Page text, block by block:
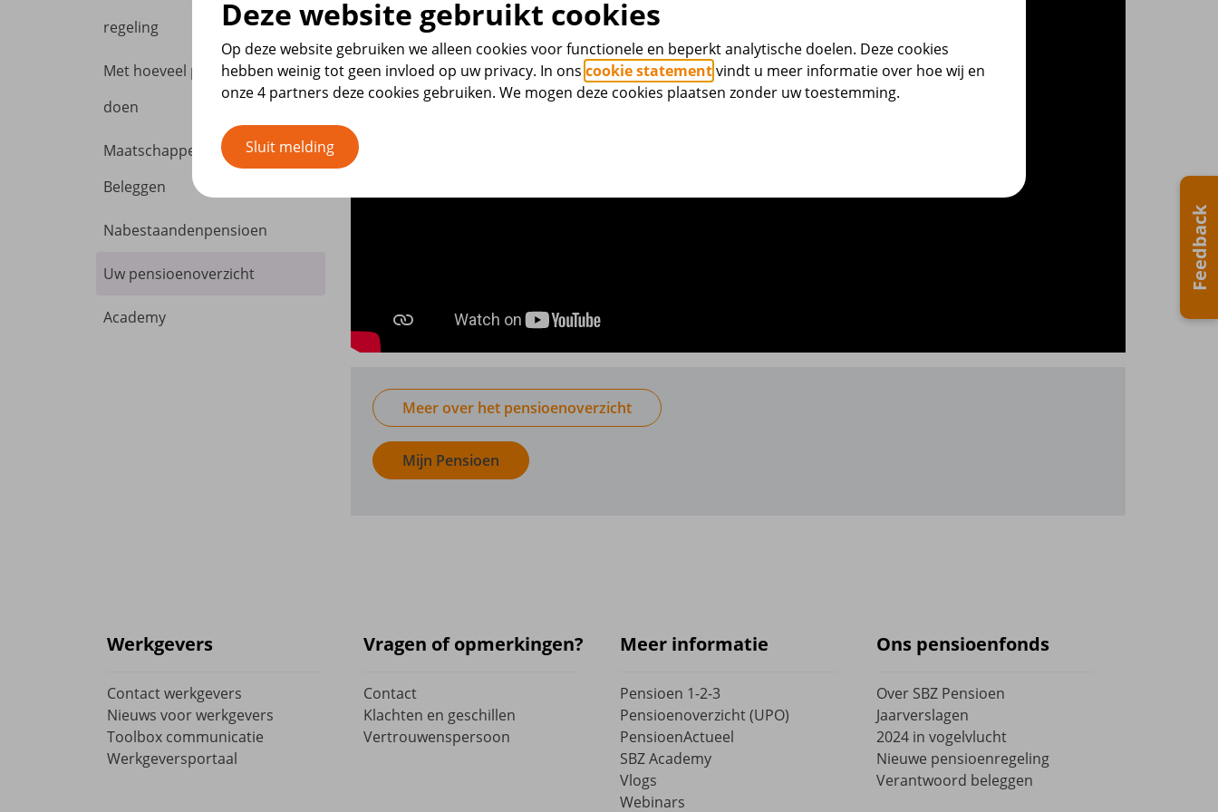
regeling
Met hoeveel poen moet u het
doen
Maatschappelijk Verantwoord
Beleggen
Nabestaandenpensioen
Uw pensioenoverzicht
Academy
Meer over het pensioenoverzicht
Mijn Pensioen
Werkgevers
Contact werkgevers
Nieuws voor werkgevers
Toolbox communicatie
Werkgeversportaal
Vragen of opmerkingen?
Contact
Klachten en geschillen
Vertrouwenspersoon
Meer informatie
Pensioen 1-2-3
Pensioenoverzicht (UPO)
PensioenActueel
SBZ Academy
Vlogs
Webinars
Ons pensioenfonds
Over SBZ Pensioen
Jaarverslagen
2024 in vogelvlucht
Nieuwe pensioenregeling
Verantwoord beleggen
Feedback
Deze website gebruikt cookies
Op deze website gebruiken we alleen cookies voor functionele en beperkt analytische doelen. Deze cookies
hebben weinig tot geen invloed op uw privacy. In ons cookie statementvindt u meer informatie over hoe wij en
onze 4 partners deze cookies gebruiken. We mogen deze cookies plaatsen zonder uw toestemming.
Sluit melding